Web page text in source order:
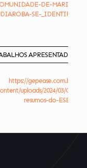
DE-
SE-
APRESENTADOS
https://gepease.com.br/
uploads/2024/03/
resumos-do-ESEA.pdf